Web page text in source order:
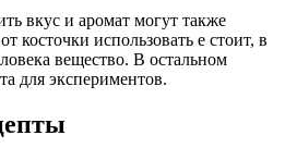
вкус и аромат могут также
косточки использовать е стоит, в
вещество. В остальном
для экспериментов.